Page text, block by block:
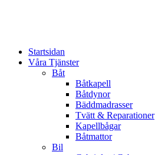
Startsidan
Våra Tjänster
Båt
Båtkapell
Båtdynor
Bäddmadrasser
Tvätt & Reparationer
Kapellbågar
Båtmattor
Bil